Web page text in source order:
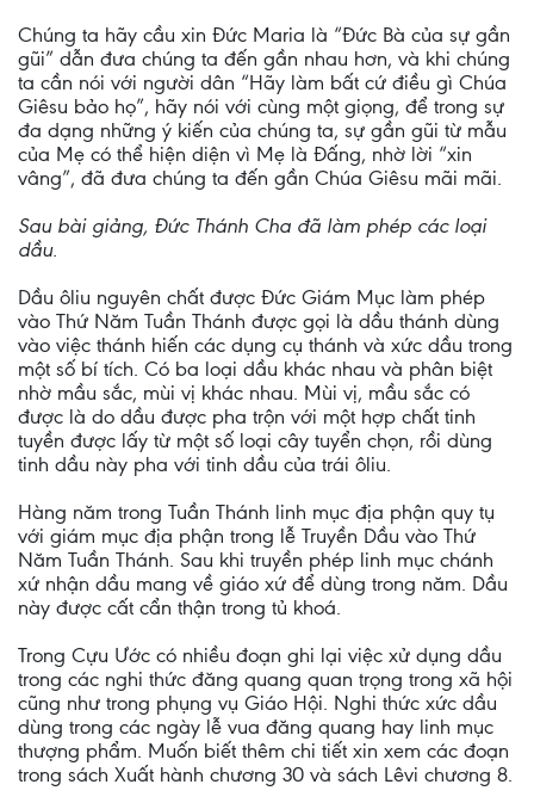
Chúng ta hãy cầu xin Đức Maria là “Đức Bà của sự gần
gũi” dẫn đưa chúng ta đến gần nhau hơn, và khi chúng
ta cần nói với người dân “Hãy làm bất cứ điều gì Chúa
Giêsu bảo họ”, hãy nói với cùng một giọng, để trong sự
đa dạng những ý kiến của chúng ta, sự gần gũi từ mẫu
của Mẹ có thể hiện diện vì Mẹ là Đấng, nhờ lời “xin
vâng”, đã đưa chúng ta đến gần Chúa Giêsu mãi mãi.
Sau bài giảng, Đức Thánh Cha đã làm phép các loại
dầu.
Dầu ôliu nguyên chất được Đức Giám Mục làm phép
vào Thứ Năm Tuần Thánh được gọi là dầu thánh dùng
vào việc thánh hiến các dụng cụ thánh và xức dầu trong
một số bí tích. Có ba loại dầu khác nhau và phân biệt
nhờ mầu sắc, mùi vị khác nhau. Mùi vị, mầu sắc có
được là do dầu được pha trộn với một hợp chất tinh
tuyền được lấy từ một số loại cây tuyển chọn, rồi dùng
tinh dầu này pha với tinh dầu của trái ôliu.
Hàng năm trong Tuần Thánh linh mục địa phận quy tụ
với giám mục địa phận trong lễ Truyền Dầu vào Thứ
Năm Tuần Thánh. Sau khi truyền phép linh mục chánh
xứ nhận dầu mang về giáo xứ để dùng trong năm. Dầu
này được cất cẩn thận trong tủ khoá.
Trong Cựu Ước có nhiều đoạn ghi lại việc xử dụng dầu
trong các nghi thức đăng quang quan trọng trong xã hội
cũng như trong phụng vụ Giáo Hội. Nghi thức xức dầu
dùng trong các ngày lễ vua đăng quang hay linh mục
thượng phẩm. Muốn biết thêm chi tiết xin xem các đoạn
trong sách Xuất hành chương 30 và sách Lêvi chương 8.